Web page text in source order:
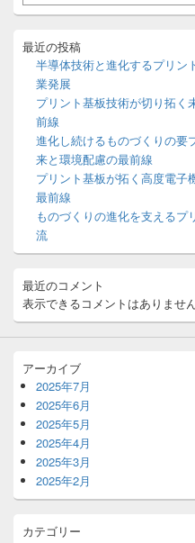
シ
ン
イ
バ最近の投稿
半導体技術と進化するプリン
業発展
プリント基板技術が切り拓く
前線
進化し続けるものづくりの要
来と環境配慮の最前線
プリント基板が拓く高度電子
最前線
ものづくりの進化を支える
流
最近のコメント
表示できるコメントはありません
アーカイブ
2025年7月
2025年6月
2025年5月
2025年4月
2025年3月
2025年2月
カテゴリー